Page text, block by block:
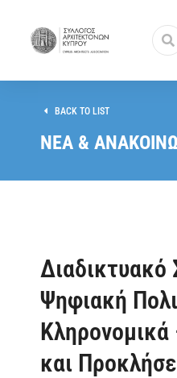
BACK TO LIST
ΝΕΑ &
Διαδικτυακό
Ψηφιακή
Κληρονομικά
και